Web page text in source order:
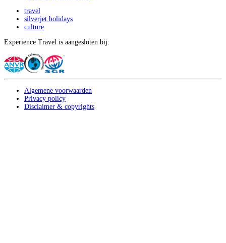
travel
silverjet holidays
culture
Experience Travel is aangesloten bij:
Algemene voorwaarden
Privacy policy
Disclaimer & copyrights